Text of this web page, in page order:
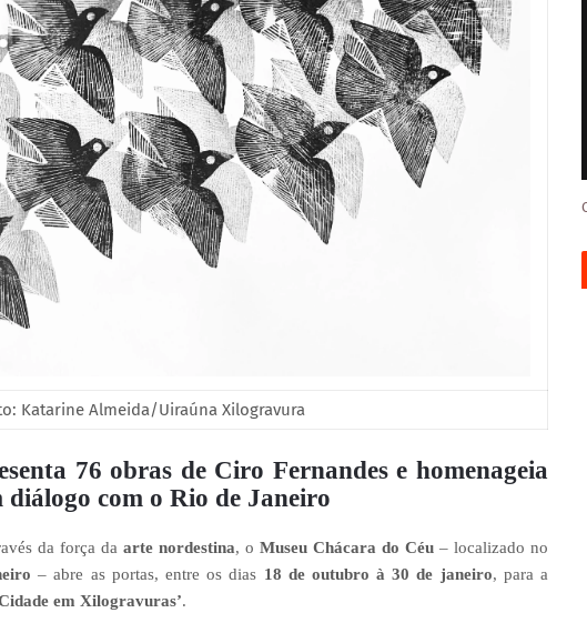
Katarine Almeida/Uiraúna Xilogravura
76 obras de Ciro Fernandes e homenageia
com o Rio de Janeiro
da força da arte nordestina, o Museu Chácara do Céu – localizado no
– abre as portas, entre os dias 18 de outubro à 30 de janeiro, para a
em Xilogravuras’.